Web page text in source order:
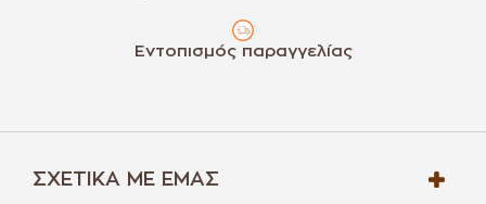
Εντοπισμός παραγγελίας
ΣΧΕΤΙΚΆ ΜΕ ΕΜΆΣ